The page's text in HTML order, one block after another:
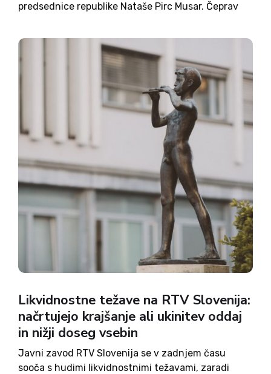
predsednice republike Nataše Pirc Musar. Čeprav
je v javnost neuradno prišla informacija, da je ena
od njiju Rusinja Viktorija Krivolutskaya,...
Likvidnostne težave na RTV Slovenija:
načrtujejo krajšanje ali ukinitev oddaj
in nižji doseg vsebin
Javni zavod RTV Slovenija se v zadnjem času
sooča s hudimi likvidnostnimi težavami, zaradi